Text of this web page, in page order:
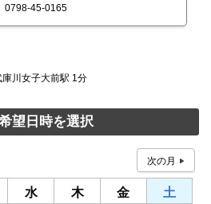
0798-45-0165
川女子大前駅 1分
望日時を選択
水 木 金
土